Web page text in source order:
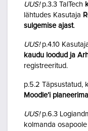
UUS!p.3.3 TalTech
lähtudes Kasutaja
sulgemise ajast.
UUS!p.4.10
kaudu loodud ja
registreeritud.
p.5.2 Täpsustatud,
Moodle’i
UUS!p.6.3
kolmanda